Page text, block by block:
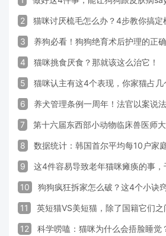
2 猫咪讨厌梳毛怎么办？4步教你搞定
3 养狗必看！狗狗绝育术后护理的正
4 猫咪挑食厌食？那就该这么治它！
5 猫咪认主有这4个表现，你家猫占几
6 养犬管理条例一周年！法官以案说
7 第十六届东西部小动物临床兽医师
8 数据统计：韩国首尔平均每10户家
9 这4件容易导致老年猫咪瘫痪的事，
10 狗狗疯狂拆家怎么破？这4个小诀
11 英短猫VS美短猫，除了国籍它们之
12 科学唠嗑：猫咪为什么会捂脸睡觉